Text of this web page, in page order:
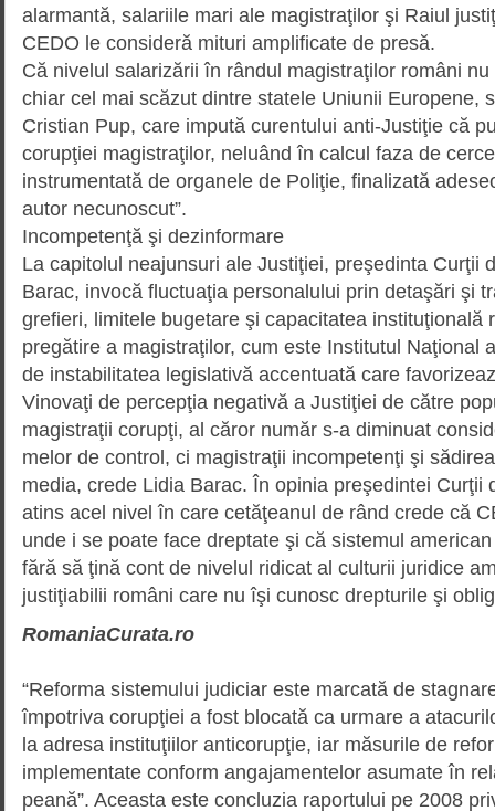
alarmantă, salariile mari ale magis­traţilor şi Raiul
CEDO le consideră mituri amplificate de presă.
Că nivelul salarizării în rândul magistraţilor români
chiar cel mai scăzut dintre statele Uniunii Europene,
Cristian Pup, care impută curentului anti-Justiţie că
corupţiei magistraţilor, neluând în calcul faza de
instrumentată de organele de Poliţie, finalizată
autor necunoscut”.
Incompetenţă şi dezinformare
La capitolul neajunsuri ale Justiţiei, preşedinta Curţii
Barac, invocă fluctuaţia perso­na­lului prin detaşări şi
grefieri, limitele bugetare şi capacitatea instituţională
pregătire a magistraţilor, cum este Institutul Naţional
de instabilitatea legislativă accentuată care
Vinovaţi de percepţia negativă a Justiţiei de către
magistraţii corupţi, al căror număr s-a diminuat
me­lor de control, ci magistraţii incom­petenţi şi
media, crede Lidia Barac. În opinia preşedintei Curţii
atins acel nivel în care cetăţeanul de rând crede că
unde i se poate face dreptate şi că sistemul
fără să ţină cont de nivelul ridicat al culturii juridice
justiţiabilii români care nu îşi cunosc drepturile şi
RomaniaCurata.ro
“Reforma sistemului judiciar este marcată de
împotriva corupţiei a fost blocată ca urmare a
la adresa instituţiilor anticorupţie, iar măsurile de
implementate conform angajamentelor asu­mate în
peană”. Aceasta este concluzia rapor­tului pe 2008